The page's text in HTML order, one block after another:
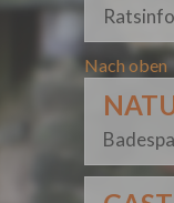
Nach oben